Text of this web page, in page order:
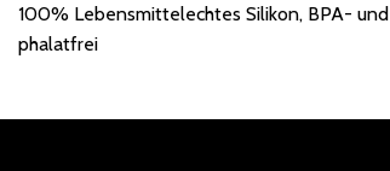
100% Lebensmittelechtes Silikon, BPA- und
phalatfrei